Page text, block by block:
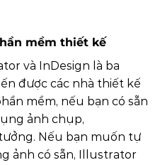
mềm thiết kế
và InDesign là ba
được các nhà thiết kế
mềm, nếu bạn có sẵn
ảnh chụp,
Nếu bạn muốn tự
ảnh có sẵn, Illustrator